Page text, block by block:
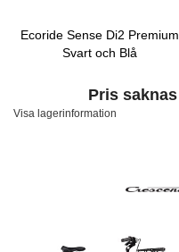
Ecoride Sense Di2 Premium
Svart och Blå
Pris saknas
Visa lagerinformation